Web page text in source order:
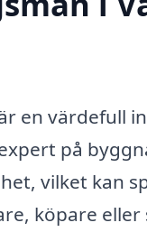
en värdefull
på
vilket kan
köpare